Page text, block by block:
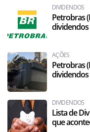
DIVIDENDOS
Petrobras
dividendos
AÇÕES
Petrobras
DIVIDENDOS
Lista de
que